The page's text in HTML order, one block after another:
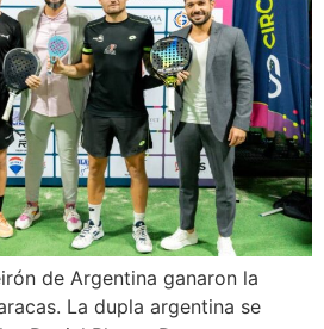
de Argentina ganaron la
La dupla argentina se